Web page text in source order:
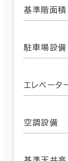
基準階面積
駐車場設備
エレベータ
空調設備